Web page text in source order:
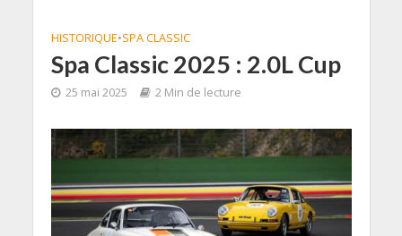
HISTORIQUE•SPA CLASSIC
Spa Classic 2025 : 2.0L Cup
25 mai 2025 2 Min de lecture